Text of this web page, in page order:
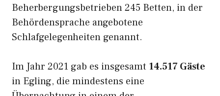
Beherbergungsbetrieben 245 Betten, in der
Behördensprache angebotene
Schlafgelegenheiten genannt.
Im Jahr 2021 gab es insgesamt 14.517 Gäste
in Egling, die mindestens eine